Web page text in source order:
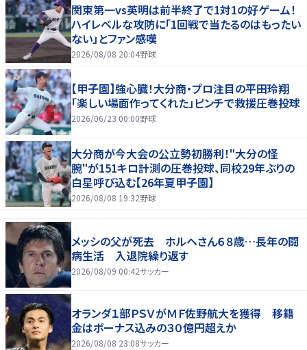
関東第一vs英明は前半終了で1対1の好ゲーム！
ハイレベルな攻防に「1回戦で当たるのはもったい
ない」とファン感嘆
2026/08/08 20:04野球
【甲子園】強心臓！大分商・プロ注目の平田玲翔
「楽しい場面作ってくれた」ピンチで救援圧巻投球
2026/06/23 00:00野球
大分商が今大会の公立勢初勝利！"大分の怪
腕"が151キロ計測の圧巻投球、同校29年ぶりの
白星呼び込む【26年夏甲子園】
2026/08/08 19:32野球
メッシの父が死去 ホルヘさん６８歳…長年の闘
病生活 入退院繰り返す
2026/08/09 00:42サッカー
オランダ１部ＰＳＶがＭＦ佐野航大を獲得 移籍
金はボーナス込みの３０億円超えか
2026/08/08 23:08サッカー